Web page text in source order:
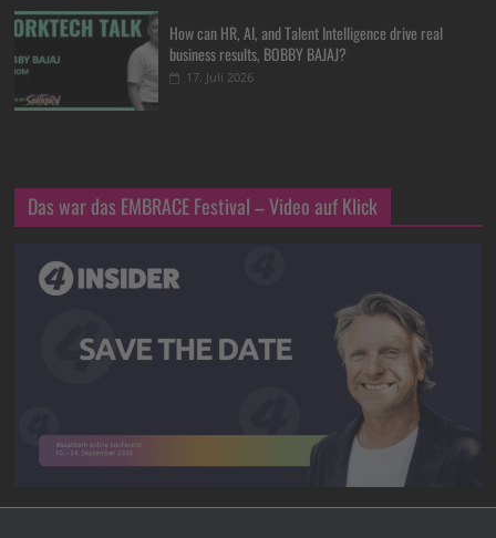
How can HR, AI, and Talent Intelligence drive real
business results, BOBBY BAJAJ?
17. Juli 2026
Das war das EMBRACE Festival – Video auf Klick